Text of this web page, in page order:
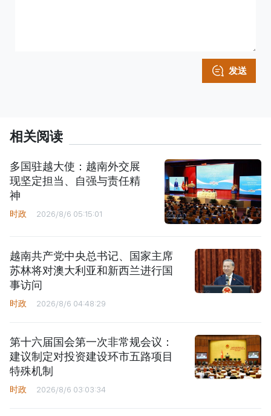
发送
相关阅读
多国驻越大使：越南外交展
现坚定担当、自强与责任精
神
时政 2026/8/6 05:15:01
越南共产党中央总书记、国家主席
苏林将对澳大利亚和新西兰进行国
事访问
时政 2026/8/6 04:48:29
第十六届国会第一次非常规会议：
建议制定对投资建设环市五路项目
特殊机制
时政 2026/8/6 03:03:34